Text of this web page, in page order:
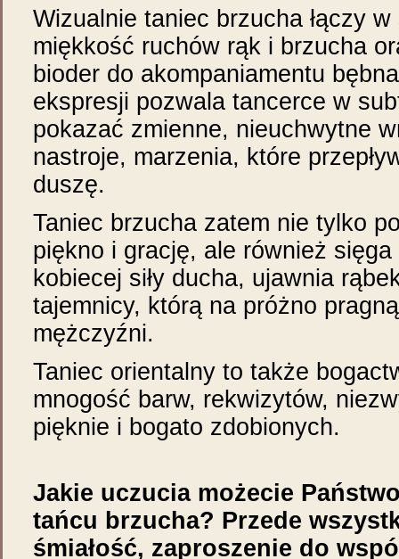
Wizualnie taniec brzucha łączy
miękkość ruchów rąk i brzucha
bioder do akompaniamentu
ekspresji pozwala tancerce w
pokazać zmienne, nieuchwytne
nastroje, marzenia, które
duszę.
Taniec brzucha zatem nie tylko
piękno i grację, ale również
kobiecej siły ducha, ujawnia
tajemnicy, którą na próżno
mężczyźni.
Taniec orientalny to także
mnogość barw, rekwizytów,
pięknie i bogato zdobionych.
Jakie uczucia możecie
tańcu brzucha? Przede
śmiałość, zaproszenie do